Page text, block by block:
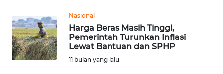
Nasional
Harga Beras Masih Tinggi,
Pemerintah Turunkan Inflasi
Lewat Bantuan dan SPHP
11 bulan yang lalu
WN
LABUHANBATU